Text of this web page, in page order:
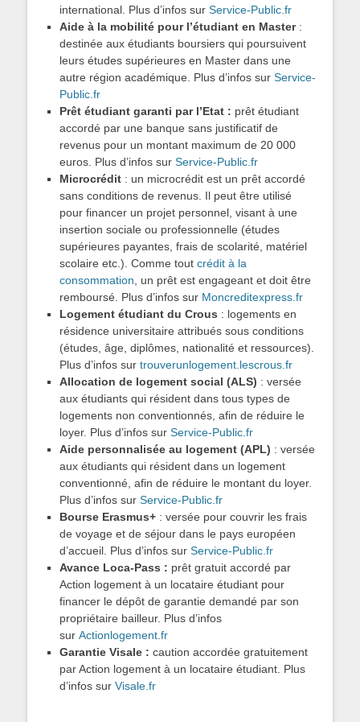
international. Plus d’infos sur Service-Public.fr
Aide à la mobilité pour l’étudiant en Master:
destinée aux étudiants boursiers qui poursuivent
leurs études supérieures en Master dans une
autre région académique. Plus d’infos sur Service-
Public.fr
Prêt étudiant garanti par l’Etat : prêt étudiant
accordé par une banque sans justificatif de
revenus pour un montant maximum de 20 000
euros. Plus d’infos sur Service-Public.fr
Microcrédit : un microcrédit est un prêt accordé
sans conditions de revenus. Il peut être utilisé
pour financer un projet personnel, visant à une
insertion sociale ou professionnelle (études
supérieures payantes, frais de scolarité, matériel
scolaire etc.). Comme tout crédit à la
consommation , un prêt est engageant et doit être
remboursé. Plus d’infos sur Moncreditexpress.fr
Logement étudiant du Crous : logements en
résidence universitaire attribués sous conditions
(études, âge, diplômes, nationalité et ressources).
Plus d’infos sur trouverunlogement.lescrous.fr
Allocation de logement social (ALS) : versée
aux étudiants qui résident dans tous types de
logements non conventionnés, afin de réduire le
loyer. Plus d’infos sur Service-Public.fr
Aide personnalisée au logement (APL) : versée
aux étudiants qui résident dans un logement
conventionné, afin de réduire le montant du loyer.
Plus d’infos sur Service-Public.fr
Bourse Erasmus+ : versée pour couvrir les frais
de voyage et de séjour dans le pays européen
d’accueil. Plus d’infos sur Service-Public.fr
Avance Loca-Pass : prêt gratuit accordé par
Action logement à un locataire étudiant pour
financer le dépôt de garantie demandé par son
propriétaire bailleur. Plus d’infos
sur Actionlogement.fr
Garantie Visale : caution accordée gratuitement
par Action logement à un locataire étudiant. Plus
d’infos sur Visale.fr